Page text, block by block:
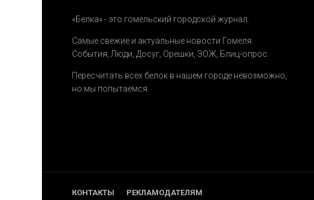
«Белка» - это гомельский городской журнал.
Самые свежие и актуальные новости Гомеля.
События Люди Досуг Орешки ЗОЖ Блиц-опрос
Пересчитать всех белок в нашем городе невозможно,
но мы попытаемся.
КОНТАКТЫ РЕКЛАМОДАТЕЛЯМ